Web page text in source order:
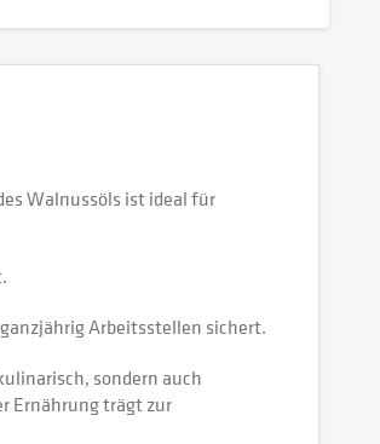
Walnussöls ist ideal für
Arbeitsstellen sichert.
sondern auch
Ernährung trägt zur